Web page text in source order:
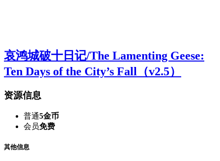
哀鸿城破十日记/The Lamenting Geese:
Ten Days of the City’s Fall（v2.5）
资源信息
普通5金币
会员免费
其他信息